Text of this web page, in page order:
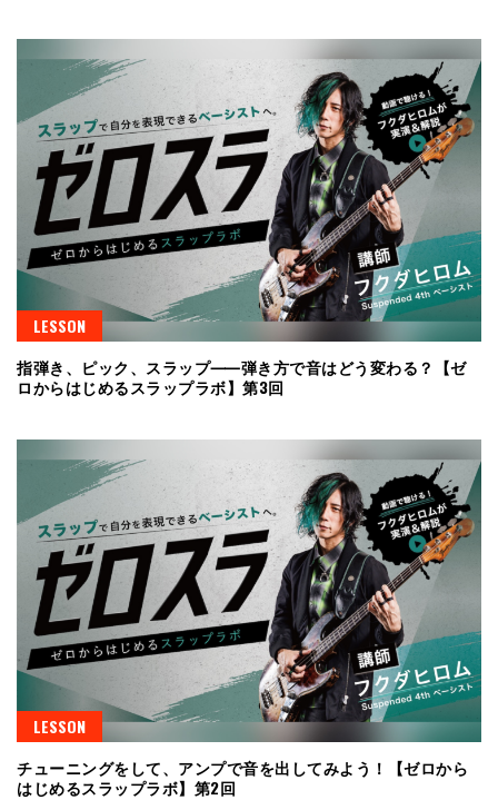
LESSON
指弾き、ピック、スラップ⸺弾き方で音はどう変わる？【ゼ
ロからはじめるスラップラボ】第3回
LESSON
チューニングをして、アンプで音を出してみよう！【ゼロから
はじめるスラップラボ】第2回